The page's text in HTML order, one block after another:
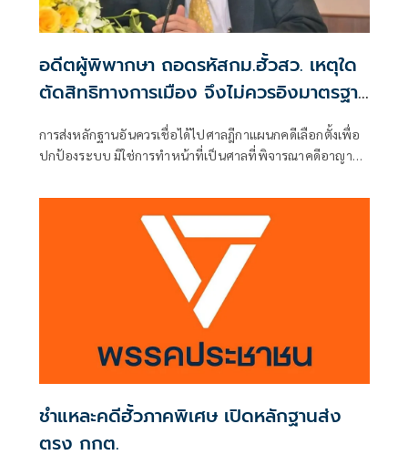
อดีตผู้พิพากษา ถอดรหัสกม.ฮั้วสว. เหตุใด
ตัดสิทธิทางการเมือง จึงไม่ควรอิงมาตรฐาน
เดียวกับคดีอาญา
การส่งหลักฐานอันควรเชื่อได้ไปศาลฎีกาแผนกคดีเลือกตั้งเพื่อ
ปกป้องระบบ มิใช่การทำหน้าที่เป็นศาลที่พิจารณาคดีอาญา
ชำแหละคดีฮั้วภาคพิเศษ เปิดหลักฐานส่ง
ตรง กกต.